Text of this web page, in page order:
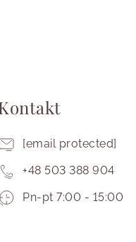
[email protected]
+48 503 388 904
Pracujemy
Pn-pt 7:00 - 15:00